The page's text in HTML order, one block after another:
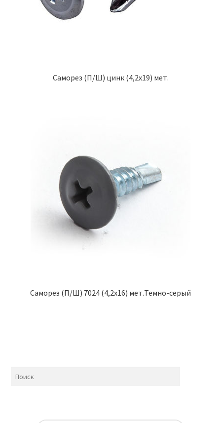
Саморез (П/Ш) цинк (4,2х19) мет.
Саморез (П/Ш) 7024 (4,2х16) мет.Темно-серый